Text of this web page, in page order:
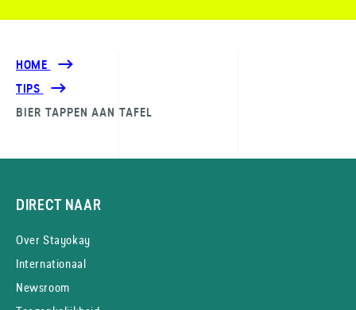
HOME
TIPS
BIER TAPPEN AAN TAFEL
DIRECT NAAR
Over Stayokay
Internationaal
Newsroom